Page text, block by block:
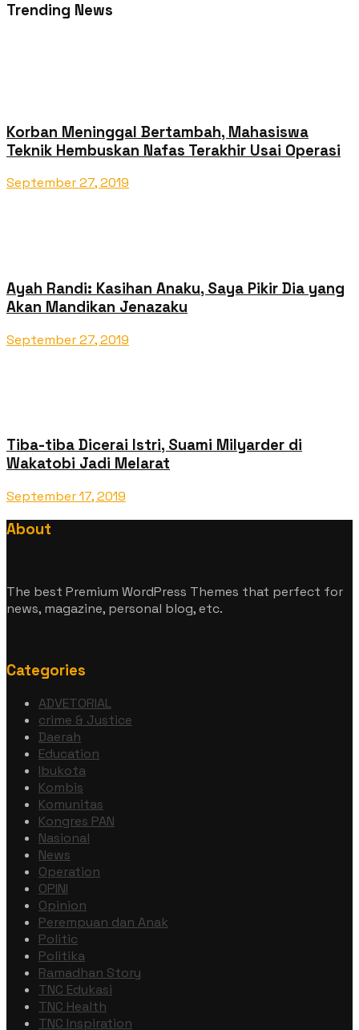
Trending News
Korban Meninggal Bertambah, Mahasiswa
Teknik Hembuskan Nafas Terakhir Usai Operasi
September 27, 2019
Ayah Randi: Kasihan Anaku, Saya Pikir Dia yang
Akan Mandikan Jenazaku
September 27, 2019
Tiba-tiba Dicerai Istri, Suami Milyarder di
Wakatobi Jadi Melarat
September 17, 2019
About
The best Premium WordPress Themes that perfect for
news, magazine, personal blog, etc.
Categories
ADVETORIAL
crime & Justice
Daerah
Education
Ibukota
Kombis
Komunitas
Kongres PAN
Nasional
News
Operation
OPINI
Opinion
Perempuan dan Anak
Politic
Politika
Ramadhan Story
TNC Edukasi
TNC Health
TNC Inspiration